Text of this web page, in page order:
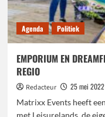
Agenda Politiek
EMPORIUM EN
REGIO
Redacteur
25 mei 2022
Matrixx Events heeft
met Leisurelands, de